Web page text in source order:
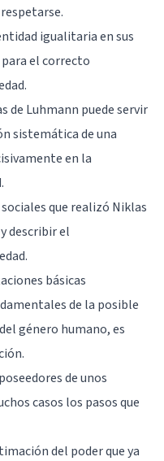
igualitaria en sus
el correcto
de Luhmann puede servir
sistemática de una
en la
que realizó Niklas
describir el
básicas
de la posible
género humano, es
de unos
casos los pasos que
del poder que ya